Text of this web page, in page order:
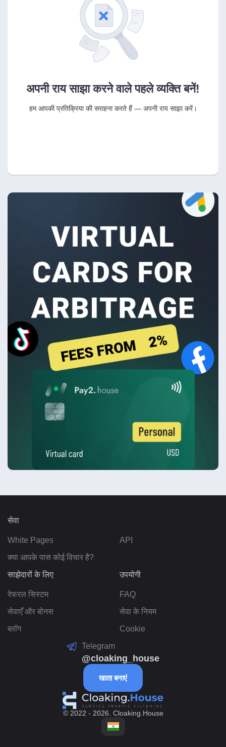
अपनी राय साझा करने वाले पहले व्यक्ति बनें!
हम आपकी प्रतिक्रिया की सराहना करते हैं — अपनी राय साझा करें।
© 2022 - 2026. Cloaking.House
सेवा
White Pages
API
क्या आपके पास कोई विचार है?
साझेदारों के लिए
रेफरल सिस्टम
सेवाएँ और बोनस
ब्लॉग
उपयोगी
FAQ
सेवा के नियम
Cookie
Telegram
@cloaking_house
खाता बनाएं